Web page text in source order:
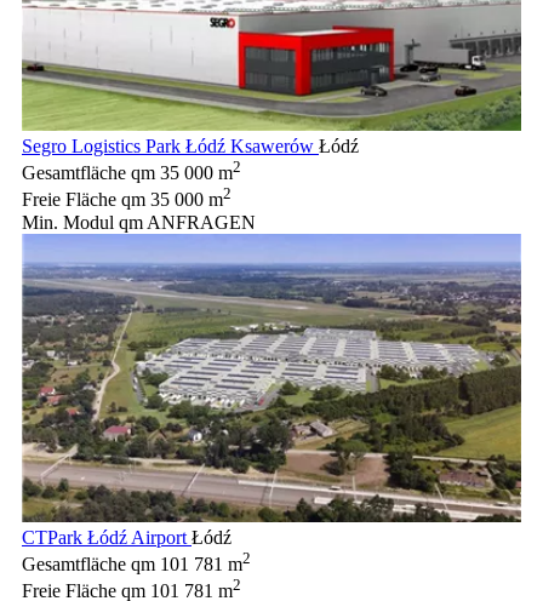
Segro Logistics Park Łódź Ksawerów Łódź
Gesamtfläche qm 35 000 m2
Freie Fläche qm 35 000 m2
Min. Modul qm ANFRAGEN
CTPark Łódź Airport Łódź
Gesamtfläche qm 101 781 m2
Freie Fläche qm 101 781 m2